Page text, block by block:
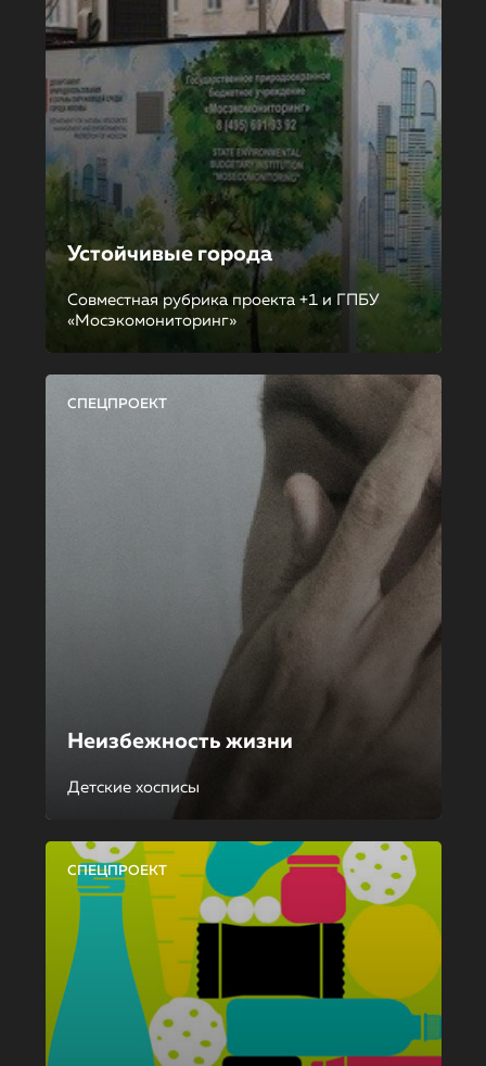
Устойчивые города
Совместная рубрика проекта +1 и ГПБУ
«Мосэкомониторинг»
СПЕЦПРОЕКТ
Неизбежность жизни
Детские хосписы
СПЕЦПРОЕКТ